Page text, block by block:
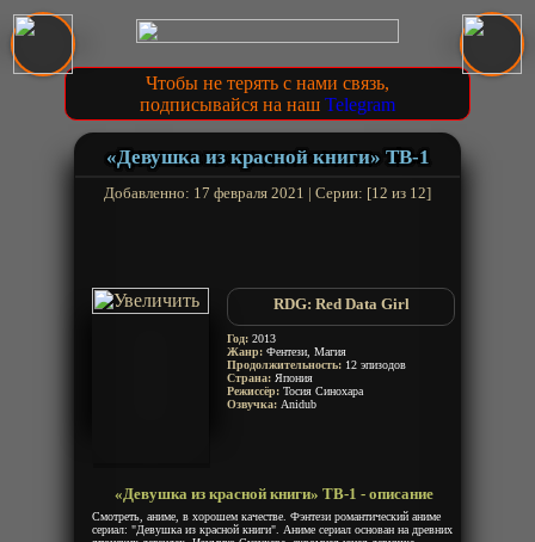
Чтобы не терять с нами связь,
подписывайся на наш Telegram
«Девушка из красной книги» ТВ-1
Добавленно: 17 февраля 2021 | Серии: [12 из 12]
RDG: Red Data Girl
Год: 2013
Жанр: Фентези, Магия
Продолжительность: 12 эпизодов
Страна: Япония
Режиссёр: Тосия Синохара
Озвучка: Anidub
«Девушка из красной книги» ТВ-1 - описание
Смотреть, аниме, в хорошем качестве. Фэнтези романтический аниме
сериал: "Девушка из красной книги". Аниме сериал основан на древних